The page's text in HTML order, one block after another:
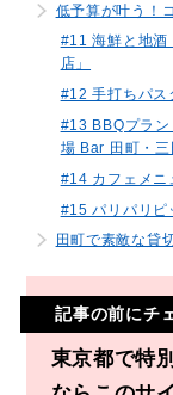
低予算が叶う！
#11 海鮮と地酒
店」
#12 手打ちパス
#13 BBQプラン
場 Bar 田町・三
#14 カフェメニ
#15 パリパリピ
田町で素敵な貸
記事の前にチ
東京都で特